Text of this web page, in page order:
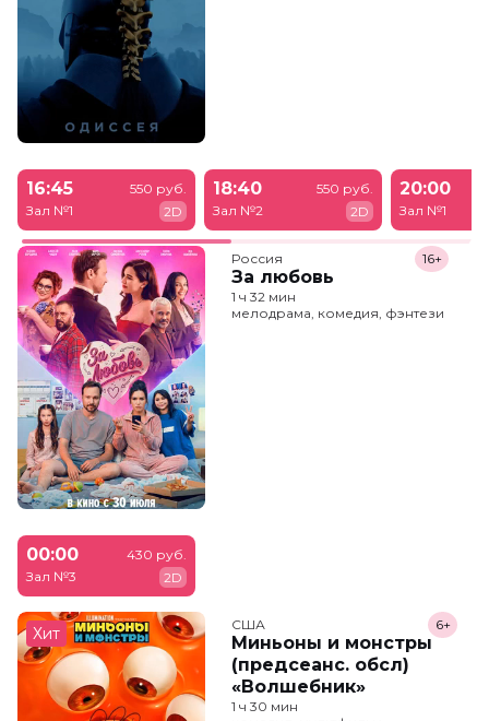
16:45
Зал №1
550 руб.
2D
18:40
Зал №2
550 руб.
2D
20:00
Зал №1
Россия
За любовь
16+
1 ч 32 мин
мелодрама, комедия, фэнтези
00:00
Зал №3
430 руб.
2D
Хит США
Миньоны и монстры
(предсеанс. обсл)
«Волшебник»
6+
1 ч 30 мин